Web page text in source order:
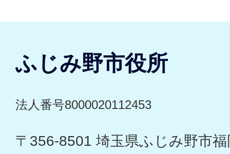
ふじみ野市役所
法人番号8000020112453
〒356-8501 埼玉県ふじみ野市